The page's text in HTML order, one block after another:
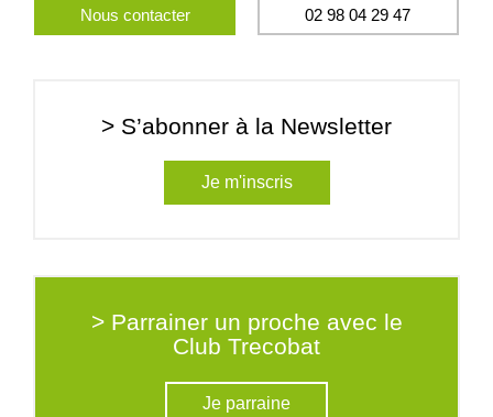
Nous contacter 02 98 04 29 47
> S’abonner à la Newsletter
Je m'inscris
> Parrainer un proche avec le
Club Trecobat
Je parraine